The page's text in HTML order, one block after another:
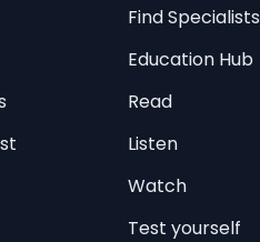
Find Specialists
Education Hub
Read
Listen
Watch
Test yourself